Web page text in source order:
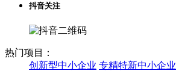
抖音关注
热门项目：
创新型中小企业 专精特新中小企业